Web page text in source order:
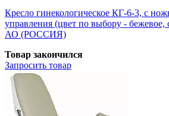
Кресло гинекологическое КГ-6-3, с
управления (цвет по выбору -
АО (РОССИЯ)
Товар закончился
Запросить товар